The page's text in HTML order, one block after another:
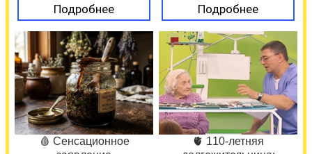
Подробнее Подробнее
🩸 Сенсационное
🫀 110-летняя